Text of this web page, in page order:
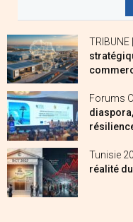
Forums
Tunisie
réalité